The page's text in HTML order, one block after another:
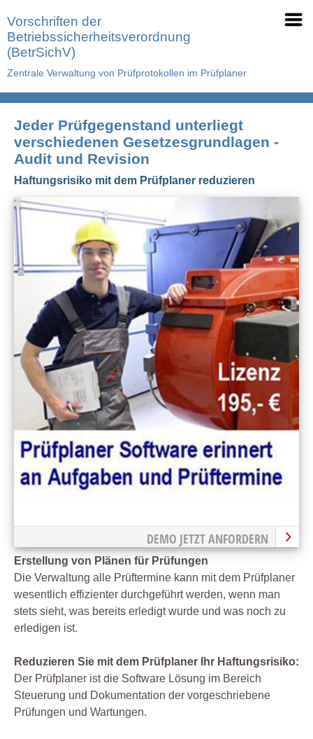
Vorschriften der
Betriebssicherheitsverordnung
(BetrSichV)
Zentrale Verwaltung von Prüfprotokollen im Prüfplaner
Jeder Prüfgegenstand unterliegt
verschiedenen Gesetzesgrundlagen -
Audit und Revision
Haftungsrisiko mit dem Prüfplaner reduzieren
DEMO JETZT ANFORDERN
Erstellung von Plänen für Prüfungen
Die Verwaltung alle Prüftermine kann mit dem Prüfplaner
wesentlich effizienter durchgeführt werden, wenn man
stets sieht, was bereits erledigt wurde und was noch zu
erledigen ist.
Reduzieren Sie mit dem Prüfplaner Ihr Haftungsrisiko:
Der Prüfplaner ist die Software Lösung im Bereich
Steuerung und Dokumentation der vorgeschriebene
Prüfungen und Wartungen.